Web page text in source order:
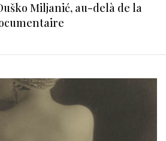
Miljanić, au-delà de la